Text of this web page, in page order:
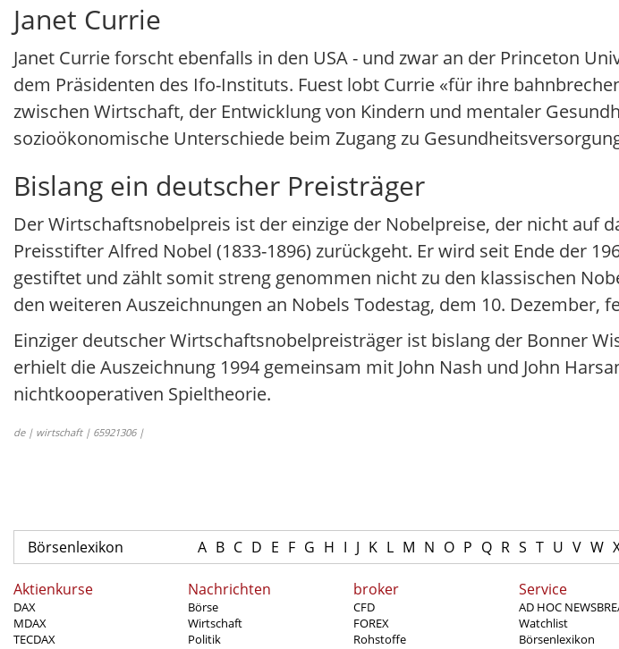
Janet Currie
Janet Currie forscht ebenfalls in den USA - und zwar an der Princeton
dem Präsidenten des Ifo-Instituts. Fuest lobt Currie «für ihre
zwischen Wirtschaft, der Entwicklung von Kindern und mentaler
sozioökonomische Unterschiede beim Zugang zu
Bislang ein deutscher Preisträger
Der Wirtschaftsnobelpreis ist der einzige der Nobelpreise, der nicht auf
Preisstifter Alfred Nobel (1833-1896) zurückgeht. Er wird seit Ende der
gestiftet und zählt somit streng genommen nicht zu den klassischen
den weiteren Auszeichnungen an Nobels Todestag, dem 10. Dezember,
Einziger deutscher Wirtschaftsnobelpreisträger ist bislang der Bonner
erhielt die Auszeichnung 1994 gemeinsam mit John Nash und John
nichtkooperativen Spieltheorie.
de | wirtschaft | 65921306 |
Börsenlexikon A B C D E F G H I J K L M N O P Q R S T U V W
Aktienkurse
DAX
MDAX
TECDAX
Nachrichten
Börse
Wirtschaft
Politik
broker
CFD
FOREX
Rohstoffe
Service
AD HOC
Watchlist
Börsenlexikon